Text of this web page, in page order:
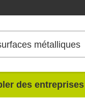
métalliques
des